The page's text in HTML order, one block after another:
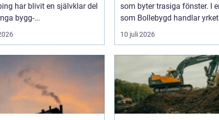
har blivit en självklar del
bygg-...
som byter trasiga fönster. I
som Bollebygd handlar
10 juli 2026